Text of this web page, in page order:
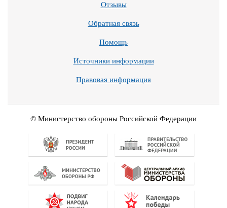
Отзывы
Обратная связь
Помощь
Источники информации
Правовая информация
© Министерство обороны Российской Федерации